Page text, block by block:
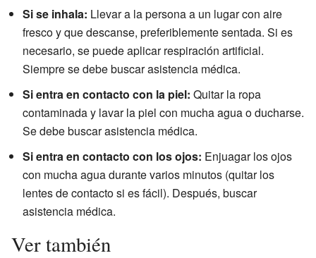
Si se inhala: Llevar a la persona a un lugar con aire
fresco y que descanse, preferiblemente sentada. Si es
necesario, se puede aplicar respiración artificial.
Siempre se debe buscar asistencia médica.
Si entra en contacto con la piel: Quitar la ropa
contaminada y lavar la piel con mucha agua o ducharse.
Se debe buscar asistencia médica.
Si entra en contacto con los ojos: Enjuagar los ojos
con mucha agua durante varios minutos (quitar los
lentes de contacto si es fácil). Después, buscar
asistencia médica.
Ver también